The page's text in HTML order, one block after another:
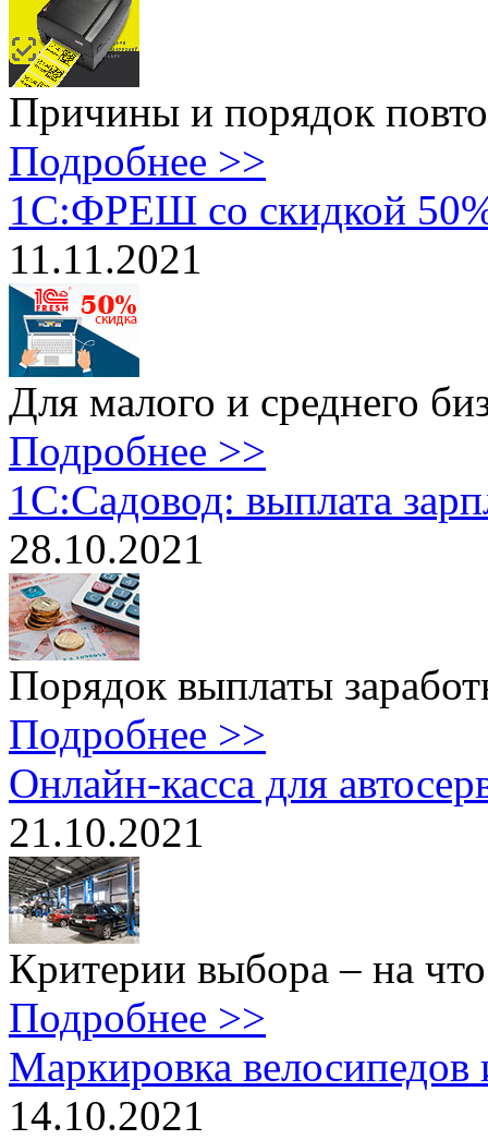
Причины и порядок
Подробнее >>
1С:ФРЕШ со скидкой
11.11.2021
Для малого и среднего
Подробнее >>
1C:Садовод: выплата
28.10.2021
Порядок выплаты
Подробнее >>
Онлайн-касса для
21.10.2021
Критерии выбора – на
Подробнее >>
Маркировка велосипедов
14.10.2021